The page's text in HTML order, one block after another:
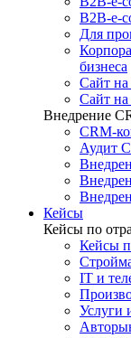
B2B-e-
Для
бизнеса
Сайт
Сайт
Внедрение
CRM-
Аудит
Кейсы
Кейсы по
Кейсы
IT и
Услуги